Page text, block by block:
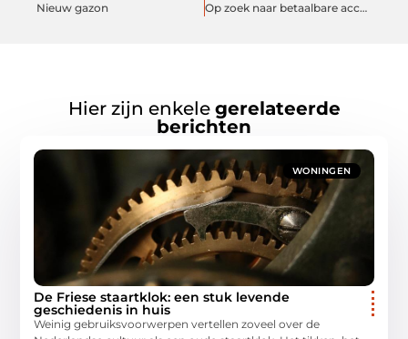
Nieuw gazon Op zoek naar betaalbare accessoires?
Hier zijn enkele gerelateerde
berichten
WONINGEN
De Friese staartklok: een stuk levende
geschiedenis in huis
Weinig gebruiksvoorwerpen vertellen zoveel over de